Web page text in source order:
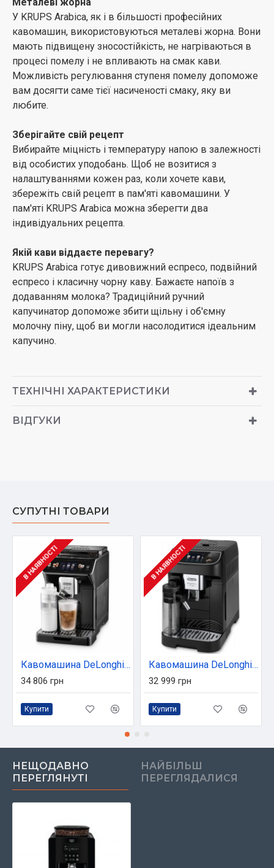
У KRUPS Arabica, як і в більшості професійних
кавомашин, використовуються металеві жорна. Вони
мають підвищену зносостійкість, не нагріваються в
процесі помелу і не впливають на смак кави.
Можливість регулювання ступеня помелу допоможе
вам досягти саме тієї насиченості смаку, яку ви
любите.
Зберігайте свій рецепт
Вибирайте міцність і температуру напою в залежності
від особистих уподобань. Щоб не возитися з
налаштуваннями кожен раз, коли хочете кави,
збережіть свій рецепт в пам'яті кавомашини. У
пам'яті KRUPS Arabica можна зберегти два
індивідуальних рецепта.
Якій кави віддаєте перевагу?
KRUPS Arabica готує дивовижний еспресо, подвійний
еспресо і класичну чорну каву. Бажаєте напоїв з
додаванням молока? Традиційний ручний
капучинатор допоможе збити щільну і об'ємну
молочну піну, щоб ви могли насолодитися ідеальним
капучино.
ТЕХНІЧНІ ХАРАКТЕРИСТИКИ
ВІДГУКИ
СУПУТНІ ТОВАРИ
В НАЯВНОСТІ
Кавомашина DeLonghi ECAM 450.65.G
34 806 грн
Купити
В НАЯВНОСТІ
Кавомашина DeLonghi ECAM 320.60 B
32 999 грн
Купити
НЕЩОДАВНО
ПЕРЕГЛЯНУТІ
НАЙБІЛЬШ
ПЕРЕГЛЯДАЛИСЯ